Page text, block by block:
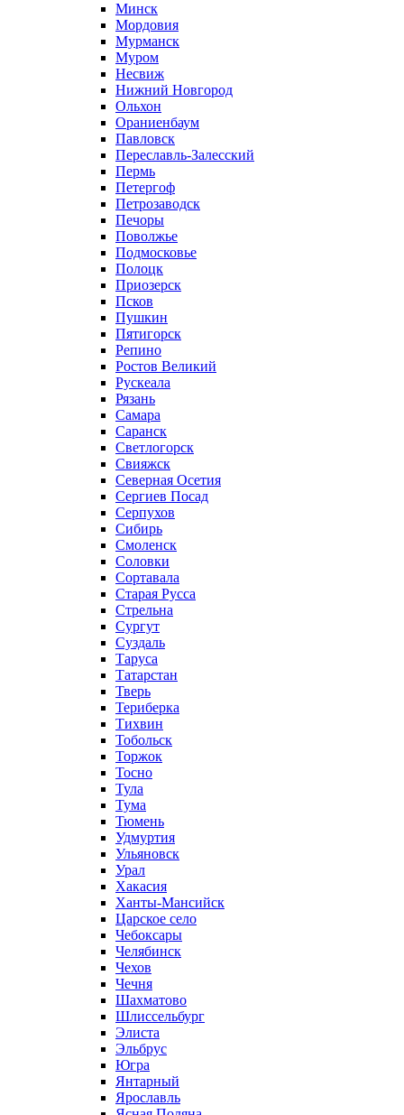
Минск
Мордовия
Мурманск
Муром
Несвиж
Нижний Новгород
Ольхон
Ораниенбаум
Павловск
Переславль-Залесский
Пермь
Петергоф
Петрозаводск
Печоры
Поволжье
Подмосковье
Полоцк
Приозерск
Псков
Пушкин
Пятигорск
Репино
Ростов Великий
Рускеала
Рязань
Самара
Саранск
Светлогорск
Свияжск
Северная Осетия
Сергиев Посад
Серпухов
Сибирь
Смоленск
Соловки
Сортавала
Старая Русса
Стрельна
Сургут
Суздаль
Таруса
Татарстан
Тверь
Териберка
Тихвин
Тобольск
Торжок
Тосно
Тула
Тума
Тюмень
Удмуртия
Ульяновск
Урал
Хакасия
Ханты-Мансийск
Царское село
Чебоксары
Челябинск
Чехов
Чечня
Шахматово
Шлиссельбург
Элиста
Эльбрус
Югра
Янтарный
Ярославль